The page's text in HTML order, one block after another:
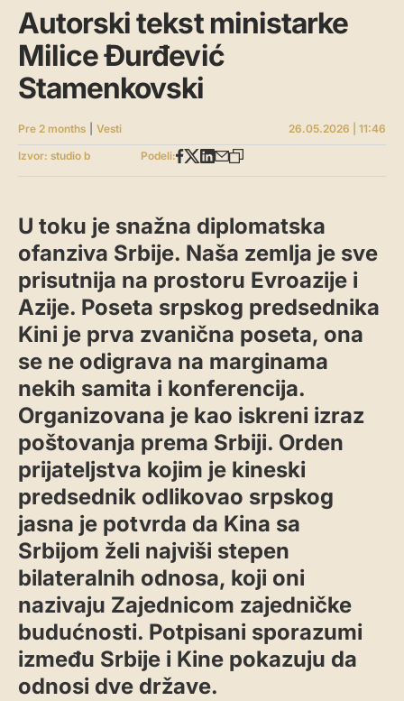
Autorski tekst ministarke
Milice Đurđević
Stamenkovski
Pre 2 months Vesti
26.05.2026 | 11:46
Izvor: studio b
Podeli:
U toku je snažna diplomatska
ofanziva Srbije. Naša zemlja je sve
prisutnija na prostoru Evroazije i
Azije. Poseta srpskog predsednika
Kini je prva zvanična poseta, ona
se ne odigrava na marginama
nekih samita i konferencija.
Organizovana je kao iskreni izraz
poštovanja prema Srbiji. Orden
prijateljstva kojim je kineski
predsednik odlikovao srpskog
jasna je potvrda da Kina sa
Srbijom želi najviši stepen
bilateralnih odnosa, koji oni
nazivaju Zajednicom zajedničke
budućnosti. Potpisani sporazumi
između Srbije i Kine pokazuju da
odnosi dve države.